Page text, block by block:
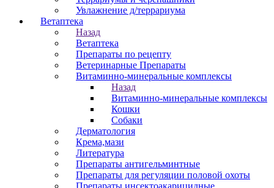
Увлажнение д/террариума
Ветаптека
Назад
Ветаптека
Препараты по рецепту
Ветеринарные Препараты
Витаминно-минеральные комплексы
Назад
Витаминно-минеральные комплексы
Кошки
Собаки
Дерматология
Крема,мази
Литература
Препараты антигельминтные
Препараты для регуляции половой охоты
Препараты инсектоакарицидные